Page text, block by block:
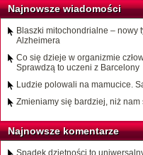
Najnowsze wiadomości
Blaszki mitochondrialne – nowy
Alzheimera
Co się dzieje w organizmie
Sprawdzą to uczeni z Barcelony
Ludzie polowali na mamucice.
Zmieniamy się bardziej, niż
Najnowsze komentarze